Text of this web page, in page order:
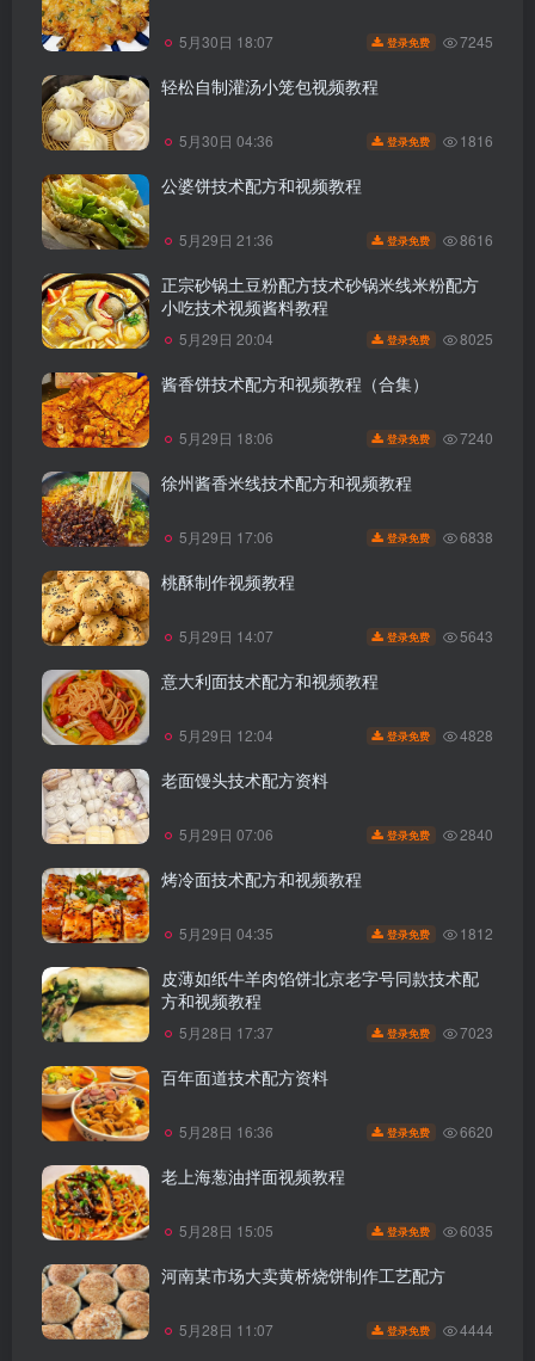
5月30日 18:07 登录免费 7245
轻松自制灌汤小笼包视频教程
5月30日 04:36 登录免费 1816
公婆饼技术配方和视频教程
5月29日 21:36 登录免费 8616
正宗砂锅土豆粉配方技术砂锅米线米粉配方
小吃技术视频酱料教程
5月29日 20:04 登录免费 8025
酱香饼技术配方和视频教程（合集）
5月29日 18:06 登录免费 7240
徐州酱香米线技术配方和视频教程
5月29日 17:06 登录免费 6838
桃酥制作视频教程
5月29日 14:07 登录免费 5643
意大利面技术配方和视频教程
5月29日 12:04 登录免费 4828
老面馒头技术配方资料
5月29日 07:06 登录免费 2840
烤冷面技术配方和视频教程
5月29日 04:35 登录免费 1812
皮薄如纸牛羊肉馅饼北京老字号同款技术配
方和视频教程
5月28日 17:37 登录免费 7023
百年面道技术配方资料
5月28日 16:36 登录免费 6620
老上海葱油拌面视频教程
5月28日 15:05 登录免费 6035
河南某市场大卖黄桥烧饼制作工艺配方
5月28日 11:07 登录免费 4444